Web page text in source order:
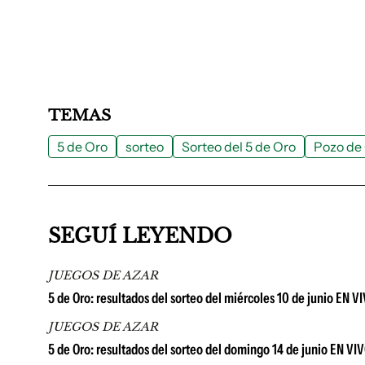
TEMAS
5 de Oro sorteo Sorteo del 5 de Oro Pozo de
SEGUÍ LEYENDO
JUEGOS DE AZAR
5 de Oro: resultados del sorteo del miércoles 10 de junio EN
JUEGOS DE AZAR
5 de Oro: resultados del sorteo del domingo 14 de junio EN